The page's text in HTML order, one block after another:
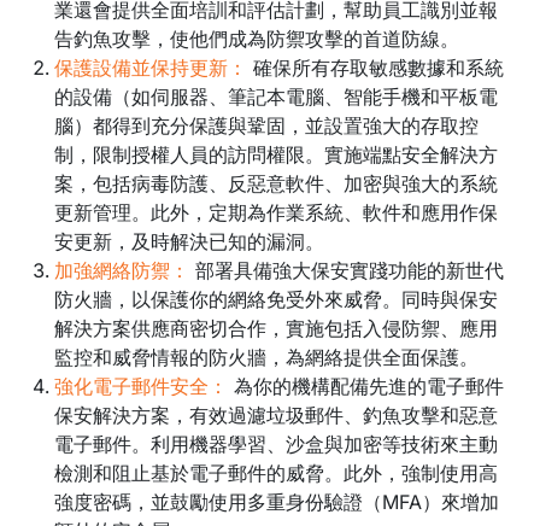
業還會提供全面培訓和評估計劃，幫助員工識別並報
告釣魚攻擊，使他們成為防禦攻擊的首道防線。
保護設備並保持更新： 確保所有存取敏感數據和系統
的設備（如伺服器、筆記本電腦、智能手機和平板電
腦）都得到充分保護與鞏固，並設置強大的存取控
制，限制授權人員的訪問權限。實施端點安全解決方
案，包括病毒防護、反惡意軟件、加密與強大的系統
更新管理。此外，定期為作業系統、軟件和應用作保
安更新，及時解決已知的漏洞。
加強網絡防禦： 部署具備強大保安實踐功能的新世代
防火牆，以保護你的網絡免受外來威脅。同時與保安
解決方案供應商密切合作，實施包括入侵防禦、應用
監控和威脅情報的防火牆，為網絡提供全面保護。
強化電子郵件安全： 為你的機構配備先進的電子郵件
保安解決方案，有效過濾垃圾郵件、釣魚攻擊和惡意
電子郵件。利用機器學習、沙盒與加密等技術來主動
檢測和阻止基於電子郵件的威脅。此外，強制使用高
強度密碼，並鼓勵使用多重身份驗證（MFA）來增加